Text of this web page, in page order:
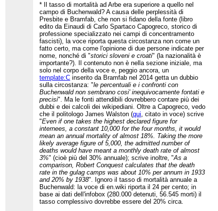
* Il tasso di mortalità ad Arbe era superiore a quello nel
campo di Buchenwald? A causa delle perplessità di
Presbite e Bramfab, che non si fidano della fonte (libro
edito da Einaudi di Carlo Spartaco Capogreco, storico di
professione specializzato nei campi di concentramento
fascisti), la voce riporta questa circostanza non come un
fatto certo, ma come l'opinione di due persone indicate per
nome, nonché di "storici sloveni e croati" (la nazionalità è
importante?). Il contenuto non è nella sezione iniziale, ma
solo nel corpo della voce e, peggio ancora, un
template:C inserito da Bramfab nel 2014 getta un dubbio
sulla circostanza: "le percentuali e i confronti con
Buchenwald non sembrano cosi' inequivocamente fontati e
precisi". Ma le fonti attendibili dovrebbero contare più dei
dubbi e dei calcoli dei wikipediani. Oltre a Capogreco, vedo
che il politologo James Walston (qui , citato in voce) scrive
"Even if one takes the highest declared figure for
internees, a constant 10,000 for the four months, it would
mean an annual mortality of almost 18%. Taking the more
likely average figure of 5,000, the admitted number of
deaths would have meant a monthly death rate of almost
3%" (cioè più del 30% annuale); scrive inoltre, "As a
comparison, Robert Conquest calculates that the death
rate in the gulag camps was about 10% per annum in 1933
and 20% by 1938". Ignoro il tasso di mortalità annuale a
Buchenwald: la voce di en.wiki riporta il 24 per cento; in
base ai dati dell'infobox (280.000 detenuti, 56.545 morti) il
tasso complessivo dovrebbe essere del 20% circa.